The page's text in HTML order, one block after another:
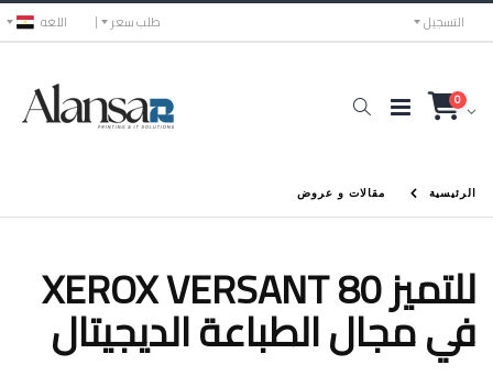
اللغه طلب سعر التسجيل
0
الرئيسية مقالات و عروض
XEROX VERSANT 80 للتميز
في مجال الطباعة الديجيتال